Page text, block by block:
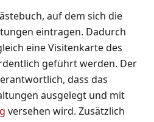
auf dem sich die
eintragen. Dadurch
eine Visitenkarte des
geführt werden. Der
dass das
ausgelegt und mit
versehen wird. Zusätzlich